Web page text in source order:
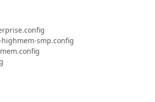
smp.config